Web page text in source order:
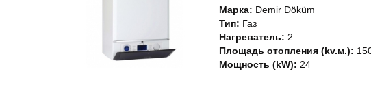
Марка: Demir Döküm
Тип: Газ
Нагреватель: 2
Площадь отопления (kv.м.):
Мощность (kW): 24